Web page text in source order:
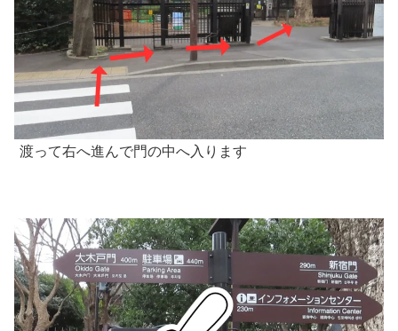
渡って右へ進んで門の中へ入ります